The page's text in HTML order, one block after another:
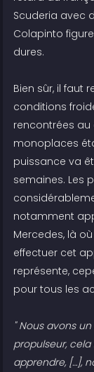
Scuderia avec
Colapinto
dures.
Bien sûr, il faut
conditions
rencontrées au
monoplaces
puissance va
semaines. Les
notamment
Mercedes, là
effectuer cet
représente,
pour tous les
" Nous avons
propulseur,
apprendre, […],